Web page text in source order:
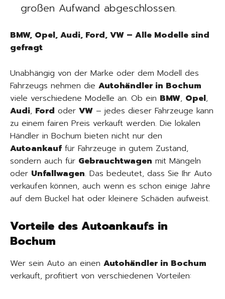
großen Aufwand abgeschlossen.
BMW, Opel, Audi, Ford, VW – Alle Modelle sind
gefragt
Unabhängig von der Marke oder dem Modell des
Fahrzeugs nehmen die Autohändler in Bochum
viele verschiedene Modelle an. Ob ein BMW, Opel,
Audi, Ford oder VW – jedes dieser Fahrzeuge kann
zu einem fairen Preis verkauft werden. Die lokalen
Händler in Bochum bieten nicht nur den
Autoankauf für Fahrzeuge in gutem Zustand,
sondern auch für Gebrauchtwagen mit Mängeln
oder Unfallwagen. Das bedeutet, dass Sie Ihr Auto
verkaufen können, auch wenn es schon einige Jahre
auf dem Buckel hat oder kleinere Schäden aufweist.
Vorteile des Autoankaufs in
Bochum
Wer sein Auto an einen Autohändler in Bochum
verkauft, profitiert von verschiedenen Vorteilen: